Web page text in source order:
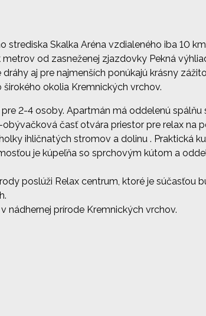
strediska Skalka Aréna vzdialeného iba 10
od zasneženej zjazdovky Pekná
aj pre najmenších ponúkajú krásny
okolia Kremnických vrchov.
2-4 osoby. Apartmán má oddelenú spálňu
časť otvára priestor pre relax na
ihličnatých stromov a dolinu . Praktická
je kúpeľňa so sprchovým kútom a
poslúži Relax centrum, ktoré je súčasťou
nádhernej prírode Kremnických vrchov.